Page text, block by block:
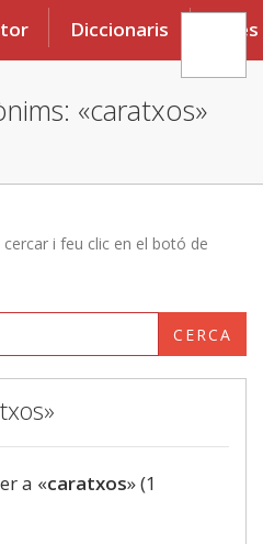
Diccionaris Eines
«caratxos»
i feu clic en el botó de
CERCA
a «caratxos» (1